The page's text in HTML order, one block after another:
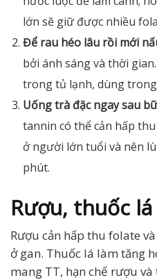
lớn sẽ giữ được nhiều
Để rau héo lâu rồi mới
bởi ánh sáng và thời
trong tủ lạnh, dùng trong
Uống trà đặc ngay sau
tannin có thể cản hấp
ở người lớn tuổi và nên
phút.
Rượu, thuốc lá
Rượu cản hấp thu folate
ở gan. Thuốc lá làm tăng
mang TT, hạn chế rượu